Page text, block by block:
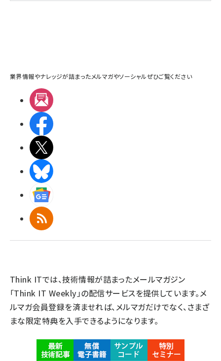
業界情報やナレッジが詰まったメルマガやソーシャルぜひご覧ください
RSS
Think ITでは、技術情報が詰まったメールマガジン
「Think IT Weekly」の配信サービスを提供しています。メ
ルマガ会員登録を済ませれば、メルマガだけでなく、さまざ
まな限定特典を入手できるようになります。